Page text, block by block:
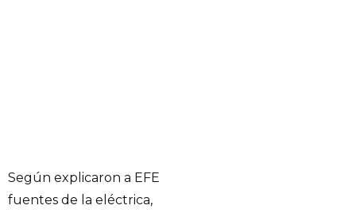
Según explicaron a EFE
fuentes de la eléctrica,